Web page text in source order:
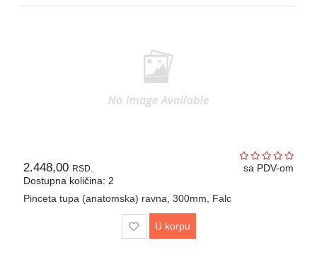
2.448,00 RSD.
sa PDV-om
Dostupna količina: 2
Pinceta tupa (anatomska) ravna, 300mm, Falc
U korpu